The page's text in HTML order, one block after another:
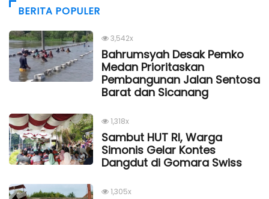
BERITA POPULER
3,542x
Bahrumsyah Desak Pemko
Medan Prioritaskan
Pembangunan Jalan Sentosa
Barat dan Sicanang
1,318x
Sambut HUT RI, Warga
Simonis Gelar Kontes
Dangdut di Gomara Swiss
1,305x